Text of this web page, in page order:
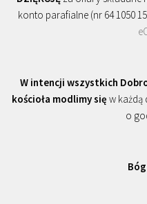
konto parafialne (nr 64 1050
W intencji wszystkich
kościoła modlimy się w każdą
o